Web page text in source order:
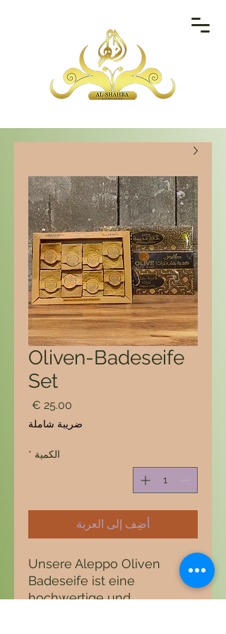
Oliven-Badeseife
Set
السعر
ضريبة شاملة
الكمية *
أضِف إلى العربة
Unsere Aleppo Oliven
Badeseife ist eine
hochwertige und